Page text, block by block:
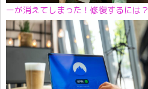
ーが消えてしまった！修復するには？